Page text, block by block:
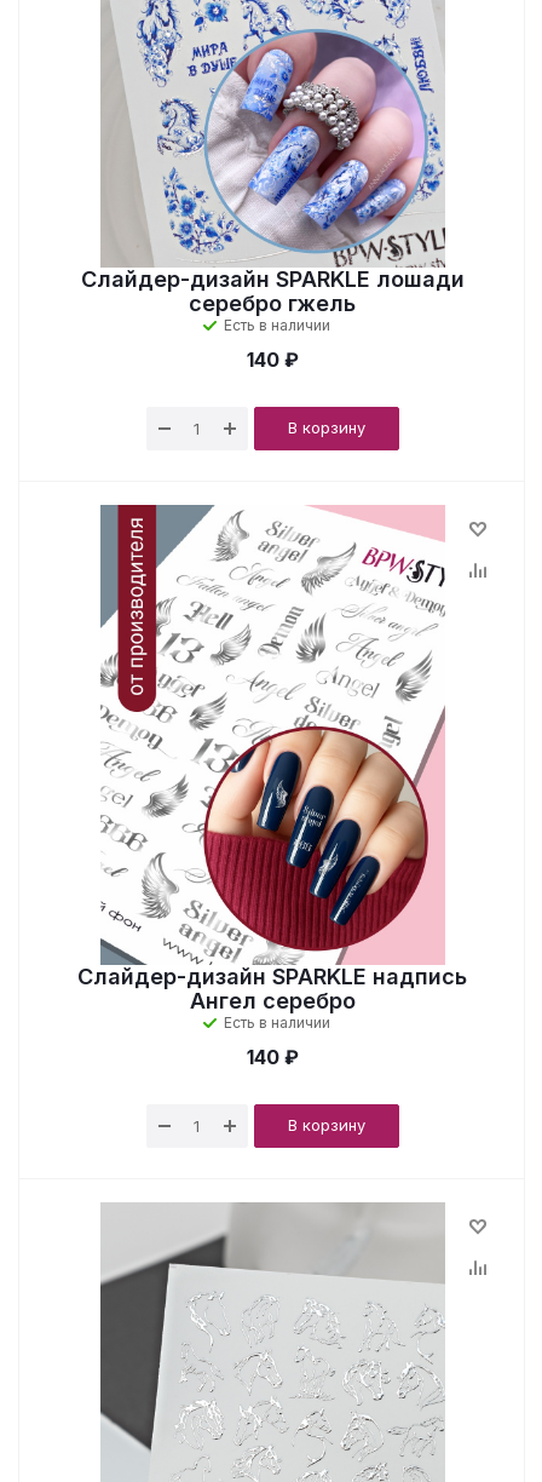
Слайдер-дизайн SPARKLE лошади
серебро гжель
Есть в наличии
140 ₽
В корзину
Слайдер-дизайн SPARKLE надпись
Ангел серебро
Есть в наличии
140 ₽
В корзину